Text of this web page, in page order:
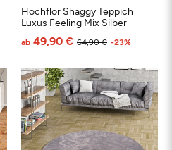
Hochflor Shaggy Teppich
Luxus Feeling Mix Silber
64,90 €
ab 49,90 € -23%